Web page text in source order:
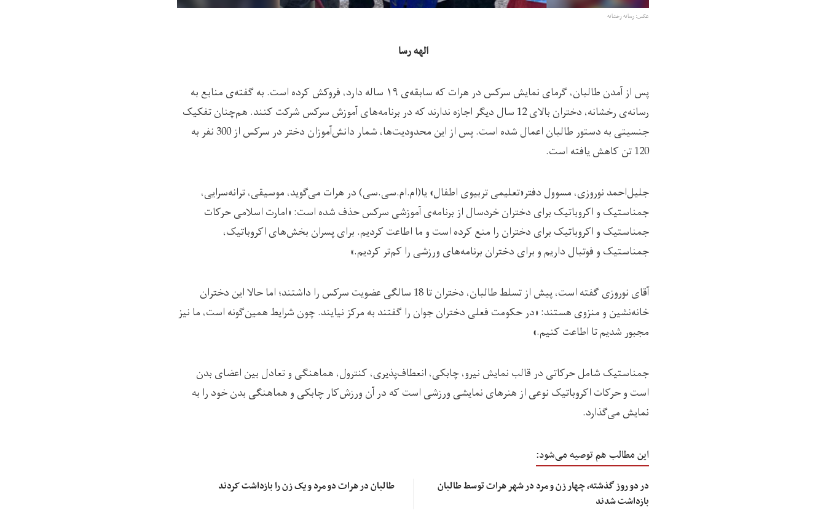
عکس: رسانه رخشانه
الهه رسا
پس از آمدن طالبان، گرمای نمایش سرکس در هرات که سابقه‌ی ۱۹ ساله دارد، فروکش کرده است. به گفته‌ی منابع به
رسانه‌ی رخشانه، دختران بالای 12 سال دیگر اجازه ندارند که در برنامه‌های آموزش سرکس شرکت کنند. هم‌چنان تفکیک
جنسیتی به دستور طالبان اعمال شده است. پس از این محدودیت‌ها، شمار دانش‌آموزان دختر در سرکس از 300 نفر به
120 تن کاهش یافته است.
جلیل‌احمد نوروزی، مسوول دفتر«تعلیمی تربیو‌ی اطفال» یا(ام.ام.سی.سی) در هرات می‌گوید، موسیقی، ترانه‌سرایی،
جمناستیک و اکروباتیک برای دختران خردسال از برنامه‌ی آموزشی سرکس حذف شده است: «امارت اسلامی حرکات
جمناستیک و اکروباتیک برای دختران را منع کرده است و ما اطاعت کردیم. برای پسران بخش‌های اکروباتیک،
جمناستیک و فوتبال داریم و برای دختران برنامه‌های ورزشی را کم‌تر کردیم.»
آقای نوروزی گفته است، پیش از تسلط طالبان، دختران تا 18 سالگی عضویت سرکس را داشتند؛ اما حالا این دختران
خانه‌نشین و منزوی هستند: «در حکومت فعلی دختران جوان را گفتند به مرکز نیایند. چون شرایط همین‌گونه است، ما نیز
مجبور شدیم تا اطاعت کنیم.»
جمناستیک شامل حرکاتی در قالب نمایش نیرو، چابکی، انعطاف‌پذیری، کنترول، هماهنگی و تعادل بین اعضای بدن
است و حرکات اکروباتیک نوعی از هنرهای نمایشی ورزشی است که در آن ورزش‌کار چابکی و هماهنگی بدن خود را به
نمایش می‌گذارد.
این مطالب هم توصیه می‌شود:
در دو روز گذشته، چهار زن و مرد در شهر هرات توسط طالبان
بازداشت شدند
طالبان در هرات دو مرد و یک زن را بازداشت کردند